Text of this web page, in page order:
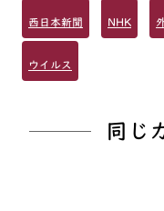
西日本新聞 NHK
ウイルス
同じ